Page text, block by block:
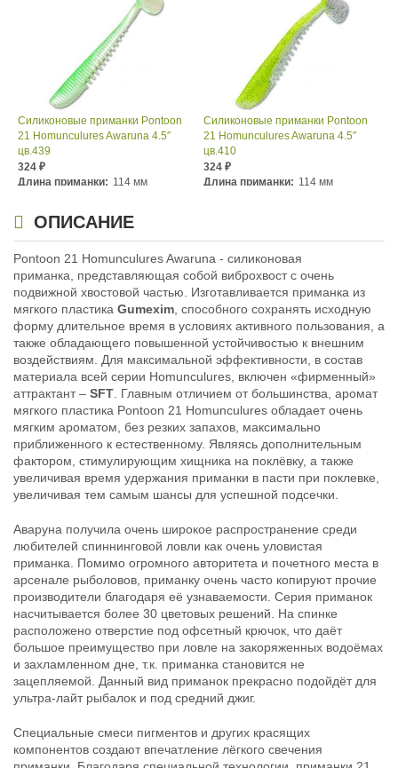
Силиконовые приманки Pontoon
21 Homunculures Awaruna 4.5″
цв.439
324 ₽
Длина приманки: 114 мм
Силиконовые приманки Pontoon
21 Homunculures Awaruna 4.5″
цв.410
324 ₽
Длина приманки: 114 мм
Силиконовые приманки Pontoon
21 Homunculures Awaruna 4.5″
цв.420
324₽
Длина приманки:114 мм
Вес приманки:10.7 г
Силиконовые приманки Pontoon
21 Homunculures Awaruna 4.5″
цв.422
324₽
Длина приманки:114 мм
Вес приманки:10.7 г
Силиконовые приманки Pontoon
21 Homunculures Awaruna 4.5″
цв.426
324₽
Длина приманки: 114 мм
Вес приманки:
10.7 г
Силиконовые приманки Pontoon
21 Homunculures Awaruna 4.5″
цв.401
324₽
Длина приманки: 114 мм
Вес приманки:
ОПИСАНИЕ
Pontoon 21 Homunculures Awaruna - силиконовая
приманка, представляющая собой виброхвост с очень
подвижной хвостовой частью. Изготавливается приманка из
мягкого пластика Gumexim , способного сохранять исходную
форму длительное время в условиях активного пользования, а
также обладающего повышенной устойчивостью к внешним
воздействиям. Для максимальной эффективности, в состав
материала всей серии Homunculures, включен «фирменный»
аттрактант – SFT . Главным отличием от большинства, аромат
мягкого пластика Pontoon 21 Homunculures обладает очень
мягким ароматом, без резких запахов, максимально
приближенного к естественному. Являясь дополнительным
фактором, стимулирующим хищника на поклёвку, а также
увеличивая время удержания приманки в пасти при поклевке,
увеличивая тем самым шансы для успешной подсечки.
Аваруна получила очень широкое распространение среди
любителей спиннинговой ловли как очень уловистая
приманка. Помимо огромного авторитета и почетного места в
арсенале рыболовов, приманку очень часто копируют прочие
производители благодаря её узнаваемости. Серия приманок
насчитывается более 30 цветовых решений. На спинке
расположено отверстие под офсетный крючок, что даёт
большое преимущество при ловле на закоряженных водоёмах
и захламленном дне, т.к. приманка становится не
зацепляемой. Данный вид приманок прекрасно подойдёт для
ультра-лайт рыбалок и под средний джиг.
Специальные смеси пигментов и других красящих
компонентов создают впечатление лёгкого свечения